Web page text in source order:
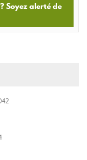
Soyez alerté de